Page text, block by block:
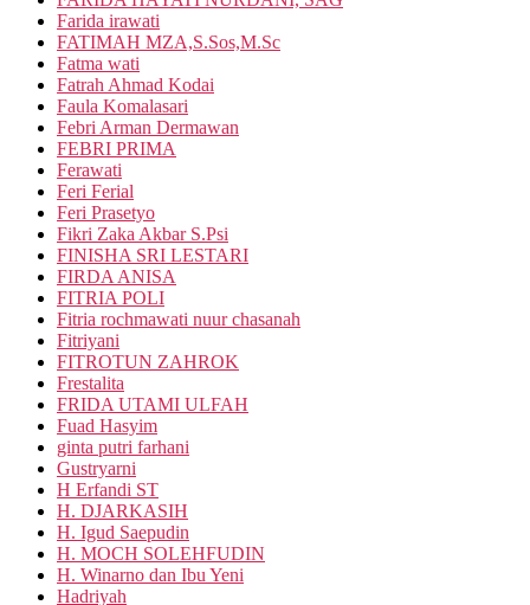
Farida irawati
FATIMAH MZA,S.Sos,M.Sc
Fatma wati
Fatrah Ahmad Kodai
Faula Komalasari
Febri Arman Dermawan
FEBRI PRIMA
Ferawati
Feri Ferial
Feri Prasetyo
Fikri Zaka Akbar S.Psi
FINISHA SRI LESTARI
FIRDA ANISA
FITRIA POLI
Fitria rochmawati nuur chasanah
Fitriyani
FITROTUN ZAHROK
Frestalita
FRIDA UTAMI ULFAH
Fuad Hasyim
ginta putri farhani
Gustryarni
H Erfandi ST
H. DJARKASIH
H. Igud Saepudin
H. MOCH SOLEHFUDIN
H. Winarno dan Ibu Yeni
Hadriyah